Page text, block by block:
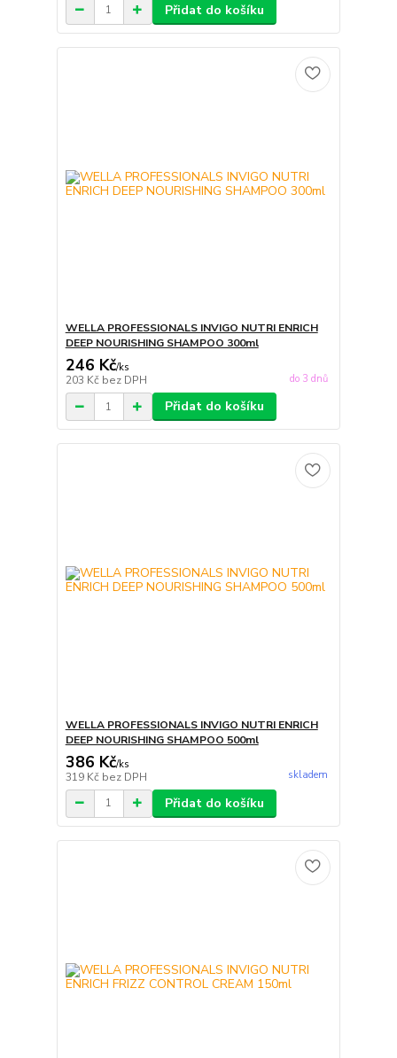
Přidat do košíku
WELLA PROFESSIONALS INVIGO NUTRI ENRICH
DEEP NOURISHING SHAMPOO 300ml
246 Kč/ks
203 Kč bez DPH do 3 dnů
Přidat do košíku
WELLA PROFESSIONALS INVIGO NUTRI ENRICH
DEEP NOURISHING SHAMPOO 500ml
386 Kč/ks
319 Kč bez DPH skladem
Přidat do košíku